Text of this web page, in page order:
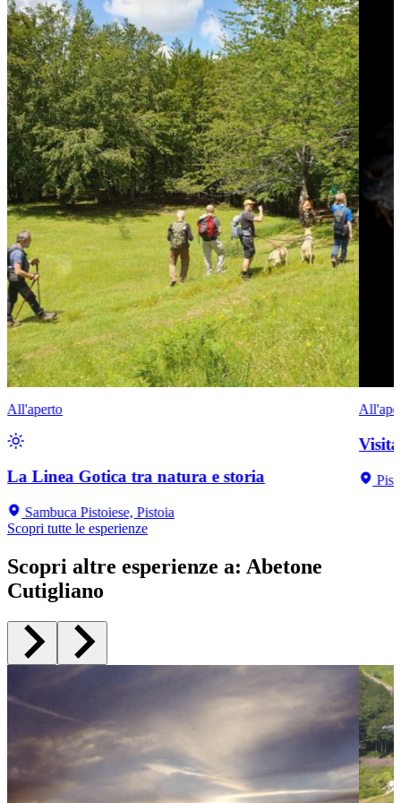
All'aperto
La Linea Gotica tra natura e storia
Sambuca Pistoiese, Pistoia
Scopri tutte le esperienze
Scopri altre esperienze a: Abetone
Cutigliano